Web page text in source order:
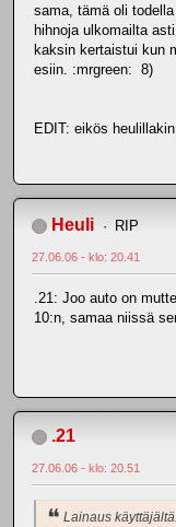
sama, tämä oli
hihnoja ulkomailta
kaksin kertaistui kun
esiin. :mrgreen: 8)
EDIT: eikös
Heuli RIP
27.06.06 - klo: 20.41
.21: Joo auto on
10:n, samaa niissä
.21
27.06.06 - klo: 20.51
Lainaus